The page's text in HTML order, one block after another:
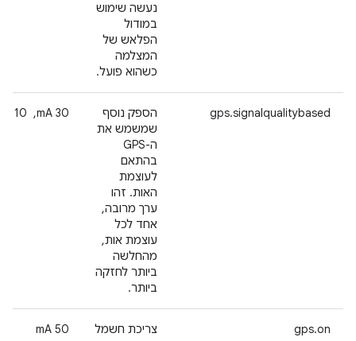
נעשה שימוש
במודול
הפלאש של
המצלמה
כשהוא פועל.
gps.signalqualitybased
הספק נוסף
שמשמש את
ה-GPS
בהתאם
לעוצמת
האות. זהו
ערך מרובה,
אחד לכל
עוצמת אות,
מהחלשה
ביותר לחזקה
ביותר.
‫30 mA, ‏ 10 mA
gps.on
צריכת חשמל
‫50 mA